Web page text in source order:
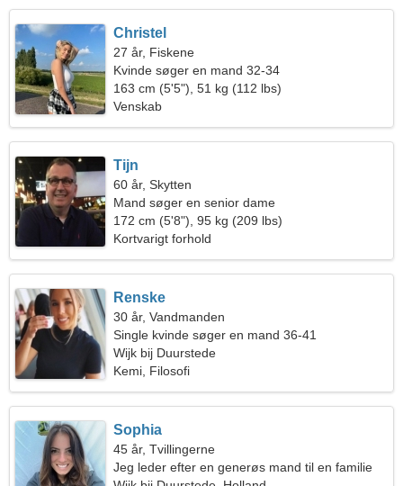
Christel
27 år, Fiskene
Kvinde søger en mand 32-34
163 cm (5'5"), 51 kg (112 lbs)
Venskab
Tijn
60 år, Skytten
Mand søger en senior dame
172 cm (5'8"), 95 kg (209 lbs)
Kortvarigt forhold
Renske
30 år, Vandmanden
Single kvinde søger en mand 36-41
Wijk bij Duurstede
Kemi, Filosofi
Sophia
45 år, Tvillingerne
Jeg leder efter en generøs mand til en familie